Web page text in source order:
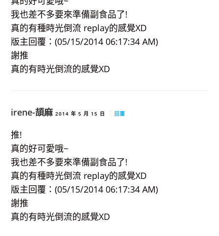
我也差不多要來準備副食品了!
真的有種時光倒流 replay的感覺XD
版主回覆：(05/15/2014 06:17:34 AM)
謝推
真的有時光倒流的感覺XD
irene-頡麻 2014 年 5 月 15 日 回覆
推!
真的好可愛哦~
我也差不多要來準備副食品了!
真的有種時光倒流 replay的感覺XD
版主回覆：(05/15/2014 06:17:34 AM)
謝推
真的有時光倒流的感覺XD